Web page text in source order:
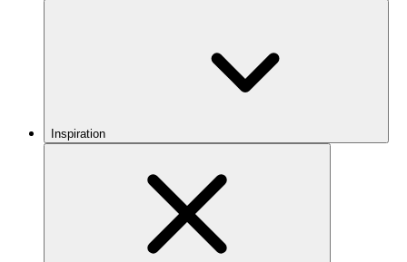
Inspiration